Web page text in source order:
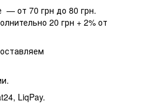
— от 70 грн до 80 грн.
20 грн + 2% от
LiqPay.